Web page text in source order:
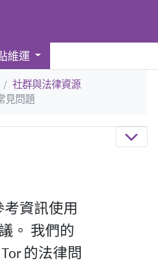
維運
社群與法律資源
見問題
考資訊使用
。 我們的
的法律問